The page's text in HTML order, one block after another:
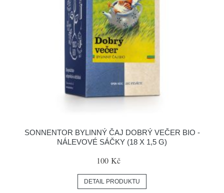
SONNENTOR BYLINNÝ ČAJ DOBRÝ VEČER BIO -
NÁLEVOVÉ SÁČKY (18 X 1,5 G)
100 Kč
DETAIL PRODUKTU